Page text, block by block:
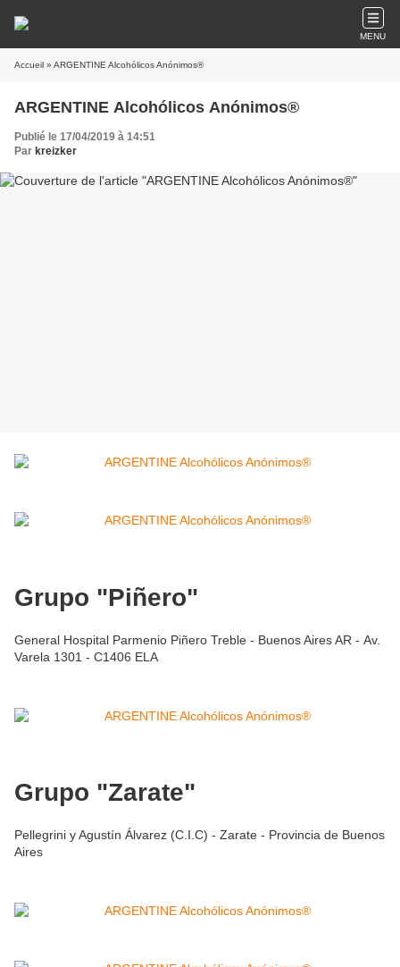
MENU
Accueil » ARGENTINE Alcohólicos Anónimos®
ARGENTINE Alcohólicos Anónimos®
Publié le 17/04/2019 à 14:51
Par kreizker
Grupo "Piñero"
General Hospital Parmenio Piñero Treble - Buenos Aires AR - Av.
Varela 1301 - C1406 ELA
Grupo "Zarate"
Pellegrini y Agustín Álvarez (C.I.C) - Zarate - Provincia de Buenos
Aires